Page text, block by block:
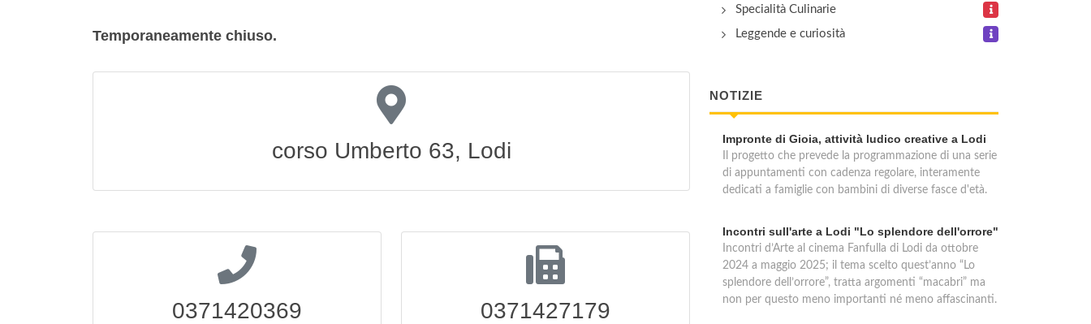
Temporaneamente chiuso.
corso Umberto 63, Lodi
0371420369 0371427179
Specialità Culinarie
Leggende e curiosità
NOTIZIE
Impronte di Gioia, attività ludico creative a Lodi
Il progetto che prevede la programmazione di una serie
di appuntamenti con cadenza regolare, interamente
dedicati a famiglie con bambini di diverse fasce d'età.
Incontri sull'arte a Lodi "Lo splendore dell'orrore"
Incontri d’Arte al cinema Fanfulla di Lodi da ottobre
2024 a maggio 2025; il tema scelto quest’anno “Lo
splendore dell’orrore”, tratta argomenti “macabri” ma
non per questo meno importanti né meno affascinanti.